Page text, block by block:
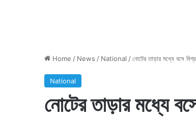
Home / News / National /নোটের তাড়ার মধ্যে বসে
National
নোটের তাড়ার মধ্যে